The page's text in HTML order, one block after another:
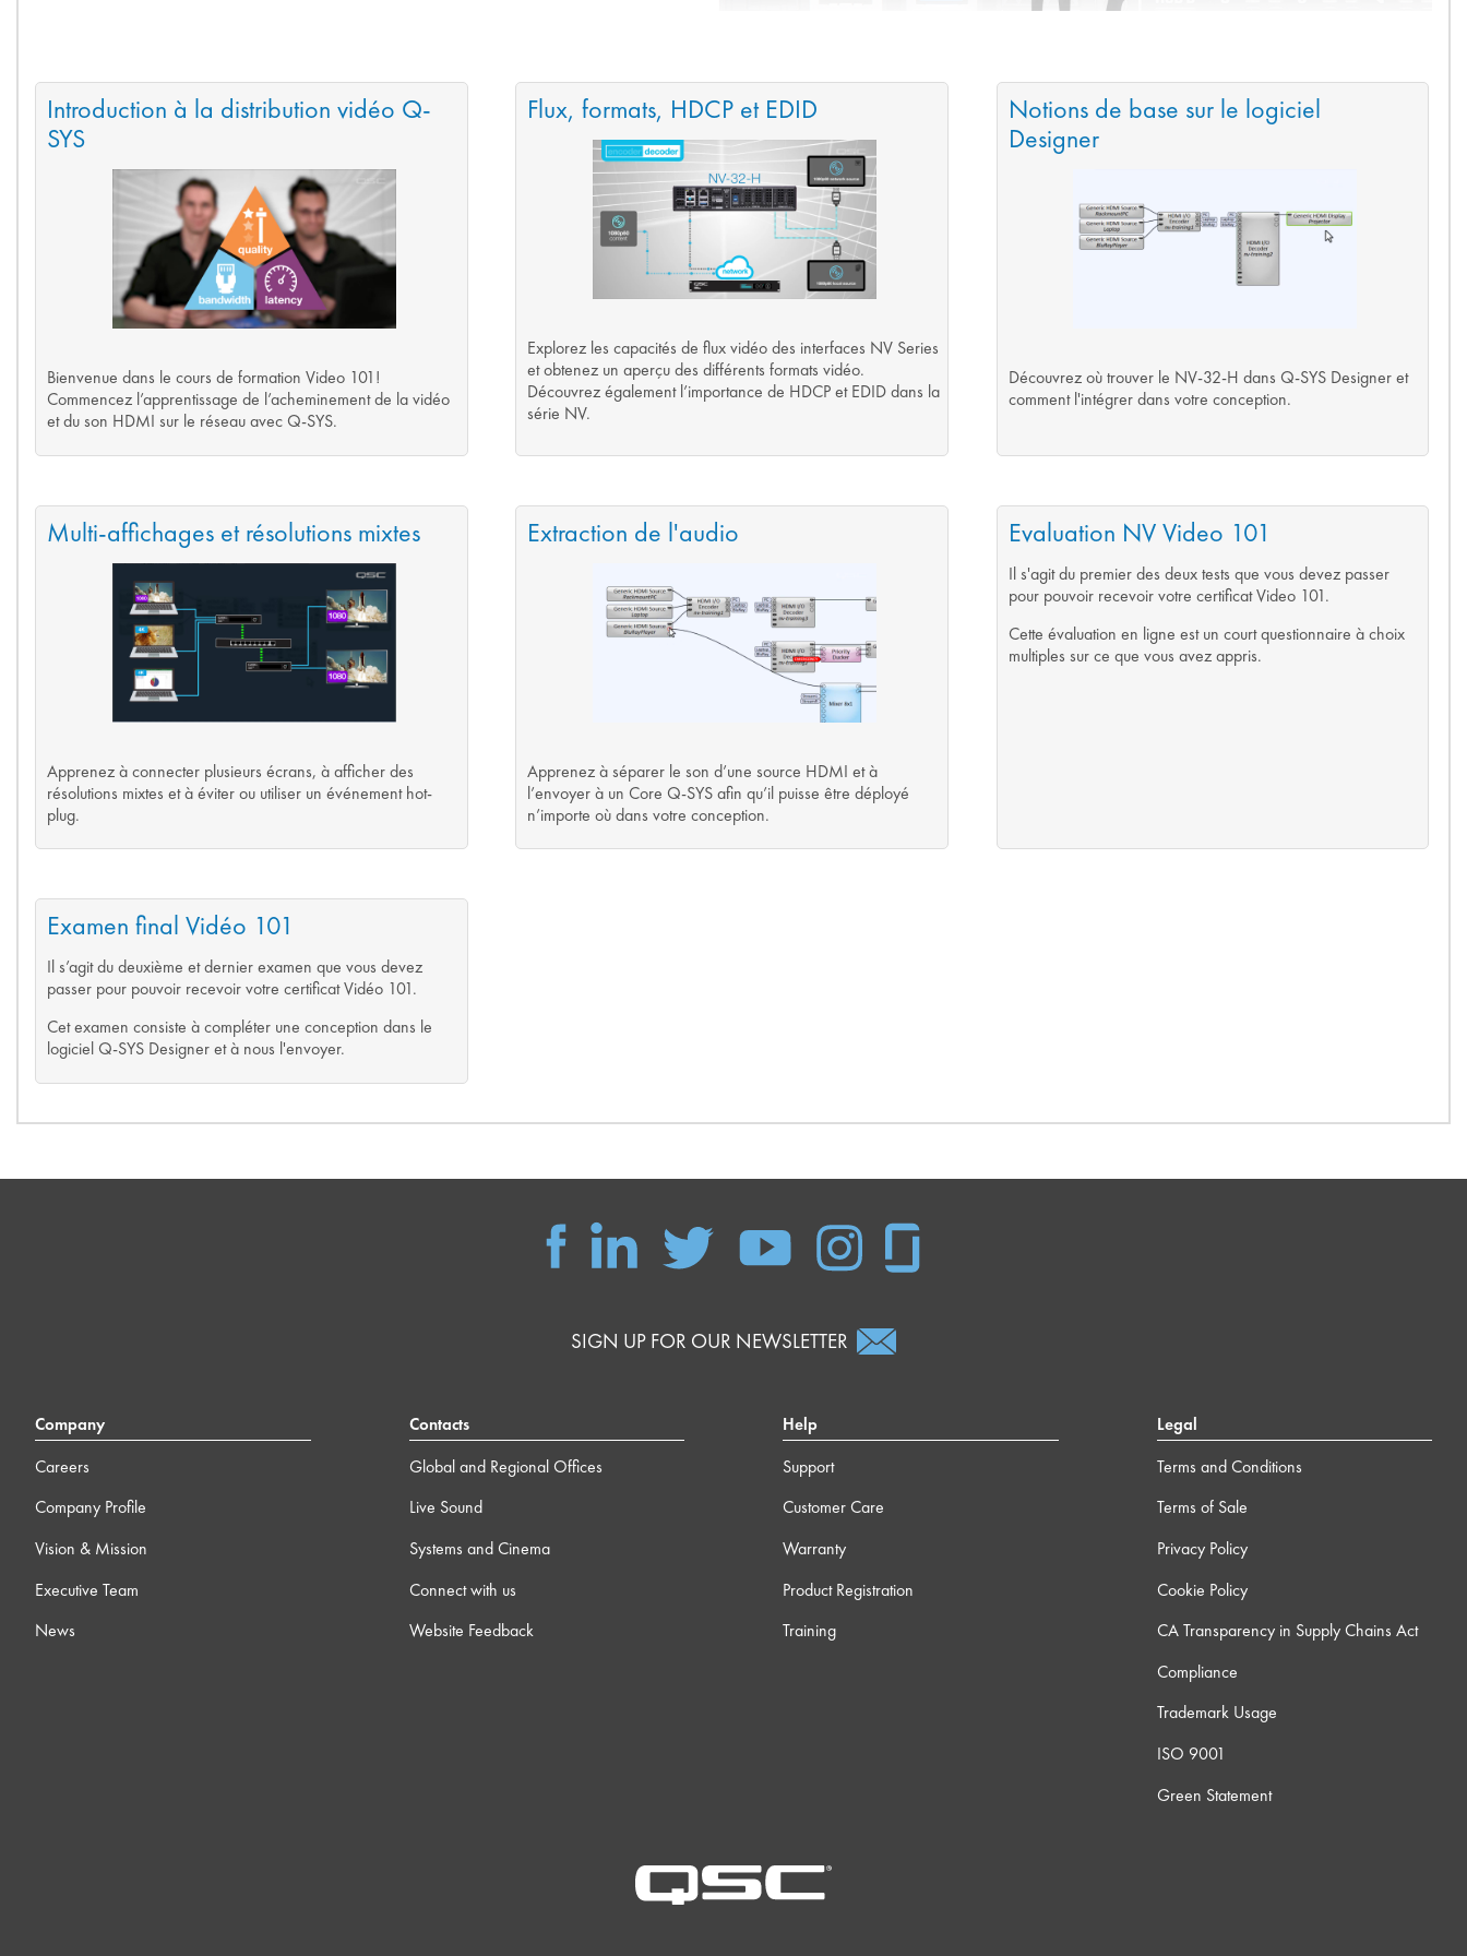
Introduction à la distribution vidéo Q-
SYS
Bienvenue dans le cours de formation Video 101!
Commencez l’apprentissage de l’acheminement de la vidéo
et du son HDMI sur le réseau avec Q-SYS.
Flux, formats, HDCP et EDID
Explorez les capacités de flux vidéo des interfaces NV Series
et obtenez un aperçu des différents formats vidéo.
Découvrez également l’importance de HDCP et EDID dans la
série NV.
Notions de base sur le logiciel
Designer
Découvrez où trouver le NV-32-H dans Q-SYS Designer et
comment l'intégrer dans votre conception.
Multi-affichages et résolutions mixtes
Apprenez à connecter plusieurs écrans, à afficher des
résolutions mixtes et à éviter ou utiliser un événement hot-
plug.
Extraction de l'audio
Apprenez à séparer le son d’une source HDMI et à
l’envoyer à un Core Q-SYS afin qu’il puisse être déployé
n’importe où dans votre conception.
Evaluation NV Video 101
Il s'agit du premier des deux tests que vous devez passer
pour pouvoir recevoir votre certificat Video 101.
Cette évaluation en ligne est un court questionnaire à choix
multiples sur ce que vous avez appris.
Examen final Vidéo 101
Il s’agit du deuxième et dernier examen que vous devez
passer pour pouvoir recevoir votre certificat Vidéo 101.
Cet examen consiste à compléter une conception dans le
logiciel Q-SYS Designer et à nous l'envoyer.
SIGN UP FOR OUR NEWSLETTER
Company
Careers
Company Profile
Vision & Mission
Executive Team
News
Contacts
Global and Regional Offices
Live Sound
Systems and Cinema
Connect with us
Website Feedback
Help
Support
Customer Care
Warranty
Product Registration
Training
Legal
Terms and Conditions
Terms of Sale
Privacy Policy
Cookie Policy
CA Transparency in Supply Chains Act
Compliance
Trademark Usage
ISO 9001
Green Statement